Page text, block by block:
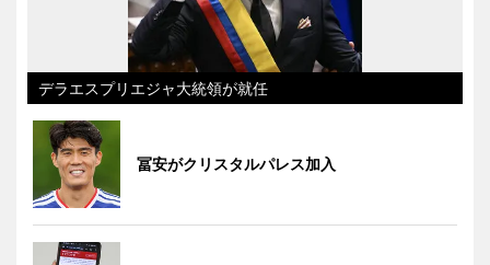
デラエスプリエジャ大統領が就任
冨安がクリスタルパレス加入